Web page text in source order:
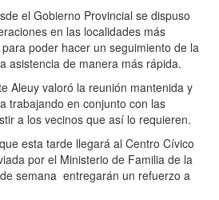
el Gobierno Provincial se dispuso
en las localidades más
poder hacer un seguimiento de la
asistencia de manera más rápida.
Aleuy valoró la reunión mantenida y
trabajando en conjunto con las
a los vecinos que así lo requieren.
esta tarde llegará al Centro Cívico
por el Ministerio de Familia de la
semana entregarán un refuerzo a